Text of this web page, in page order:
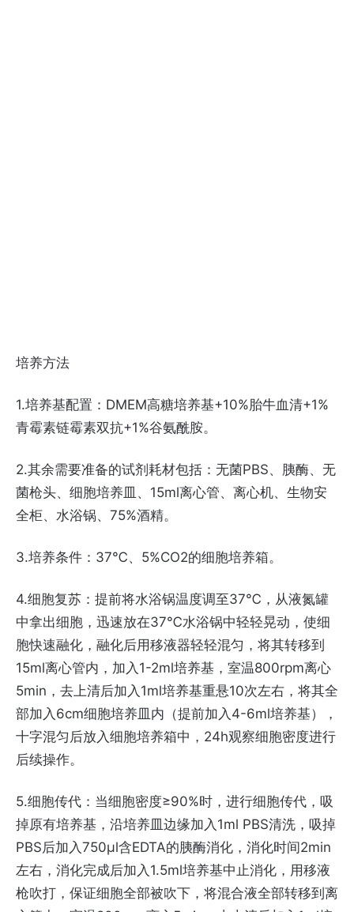
培养方法
1.培养基配置：DMEM高糖培养基+10%胎牛血清+1%
青霉素链霉素双抗+1%谷氨酰胺。
2.其余需要准备的试剂耗材包括：无菌PBS、胰酶、无
菌枪头、细胞培养皿、15ml离心管、离心机、生物安
全柜、水浴锅、75%酒精。
3.培养条件：37℃、5%CO2的细胞培养箱。
4.细胞复苏：提前将水浴锅温度调至37℃，从液氮罐
中拿出细胞，迅速放在37℃水浴锅中轻轻晃动，使细
胞快速融化，融化后用移液器轻轻混匀，将其转移到
15ml离心管内，加入1-2ml培养基，室温800rpm离心
5min，去上清后加入1ml培养基重悬10次左右，将其全
部加入6cm细胞培养皿内（提前加入4-6ml培养基），
十字混匀后放入细胞培养箱中，24h观察细胞密度进行
后续操作。
5.细胞传代：当细胞密度≥90%时，进行细胞传代，吸
掉原有培养基，沿培养皿边缘加入1ml PBS清洗，吸掉
PBS后加入750μl含EDTA的胰酶消化，消化时间2min
左右，消化完成后加入1.5ml培养基中止消化，用移液
枪吹打，保证细胞全部被吹下，将混合液全部转移到离